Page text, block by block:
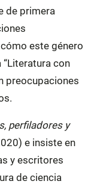
de primera
este género
con
preocupaciones
perfiladores y
e insiste en
y escritores
de ciencia